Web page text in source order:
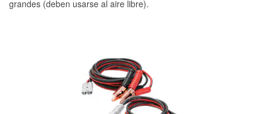
grandes (deben usarse al aire libre).